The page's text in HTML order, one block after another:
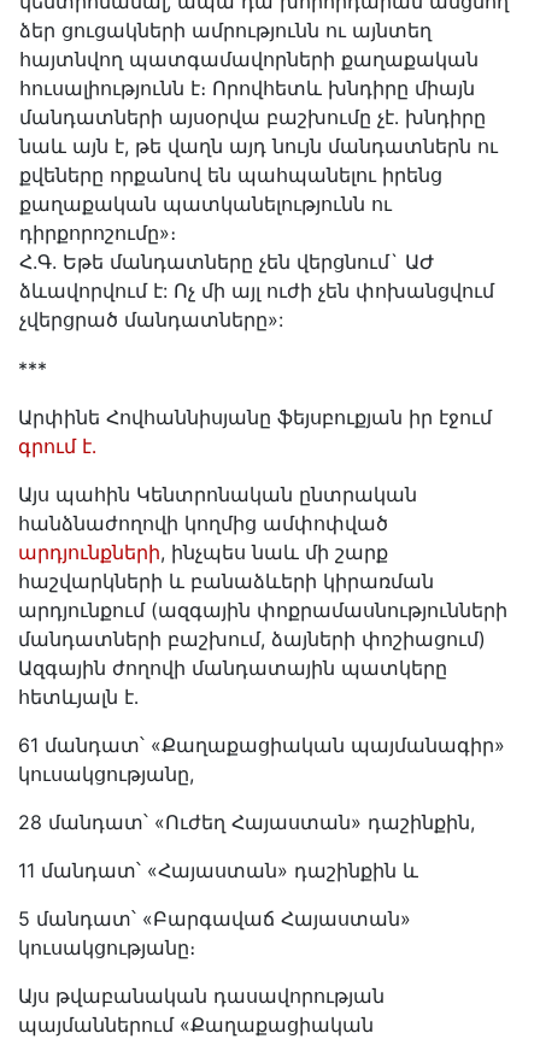
ձեր ցուցակների ամրությունն ու այնտեղ
հայտնվող պատգամավորների քաղաքական
հուսալիությունն է։ Որովհետև խնդիրը միայն
մանդատների այսօրվա բաշխումը չէ․ խնդիրը
նաև այն է, թե վաղն այդ նույն մանդատներն ու
քվեները որքանով են պահպանելու իրենց
քաղաքական պատկանելությունն ու
դիրքորոշումը»։
Հ.Գ. Եթե մանդատները չեն վերցնում` ԱԺ
ձևավորվում է: Ոչ մի այլ ուժի չեն փոխանցվում
չվերցրած մանդատները»:
***
Արփինե Հովհաննիսյանը ֆեյսբուքյան իր էջում
գրում է․
Այս պահին Կենտրոնական ընտրական
հանձնաժողովի կողմից ամփոփված
արդյունքների, ինչպես նաև մի շարք
հաշվարկների և բանաձևերի կիրառման
արդյունքում (ազգային փոքրամասնությունների
մանդատների բաշխում, ձայների փոշիացում)
Ազգային ժողովի մանդատային պատկերը
հետևյալն է․
61 մանդատ՝ «Քաղաքացիական պայմանագիր»
կուսակցությանը,
28 մանդատ՝ «Ուժեղ Հայաստան» դաշինքին,
11 մանդատ՝ «Հայաստան» դաշինքին և
5 մանդատ՝ «Բարգավաճ Հայաստան»
կուսակցությանը։
Այս թվաբանական դասավորության
պայմաններում «Քաղաքացիական